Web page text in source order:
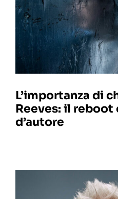
L’importanza di
Reeves: il
d’autore